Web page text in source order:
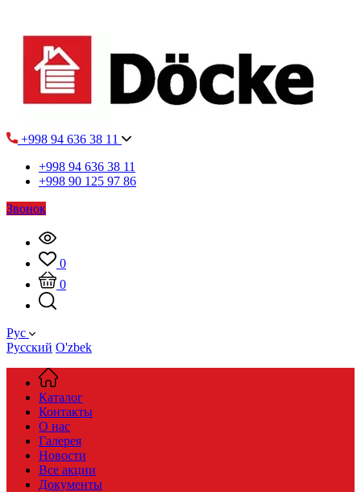
+998 94 636 38 11
+998 94 636 38 11
+998 90 125 97 86
Звонок
0
0
Рус
Русский O'zbek
Каталог
Контакты
О нас
Галерея
Новости
Все акции
Документы